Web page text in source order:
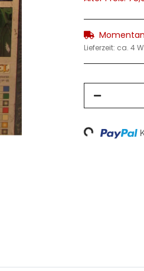
Lieferzeit: ca. 4
Loading...